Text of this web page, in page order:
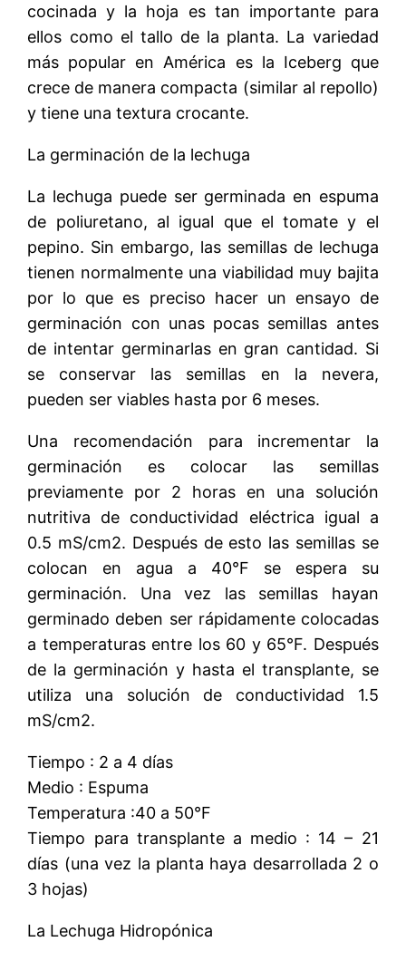
cocinada y la hoja es tan importante para
ellos como el tallo de la planta. La variedad
más popular en América es la Iceberg que
crece de manera compacta (similar al repollo)
y tiene una textura crocante.
La germinación de la lechuga
La lechuga puede ser germinada en espuma
de poliuretano, al igual que el tomate y el
pepino. Sin embargo, las semillas de lechuga
tienen normalmente una viabilidad muy bajita
por lo que es preciso hacer un ensayo de
germinación con unas pocas semillas antes
de intentar germinarlas en gran cantidad. Si
se conservar las semillas en la nevera,
pueden ser viables hasta por 6 meses.
Una recomendación para incrementar la
germinación es colocar las semillas
previamente por 2 horas en una solución
nutritiva de conductividad eléctrica igual a
0.5 mS/cm2. Después de esto las semillas se
colocan en agua a 40°F se espera su
germinación. Una vez las semillas hayan
germinado deben ser rápidamente colocadas
a temperaturas entre los 60 y 65°F. Después
de la germinación y hasta el transplante, se
utiliza una solución de conductividad 1.5
mS/cm2.
Tiempo : 2 a 4 días
Medio : Espuma
Temperatura :40 a 50°F
Tiempo para transplante a medio : 14 – 21
días (una vez la planta haya desarrollada 2 o
3 hojas)
La Lechuga Hidropónica